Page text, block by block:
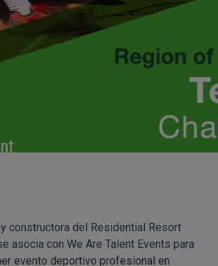
constructora del Residential Resort
asocia con We Are Talent Events para
evento deportivo profesional en